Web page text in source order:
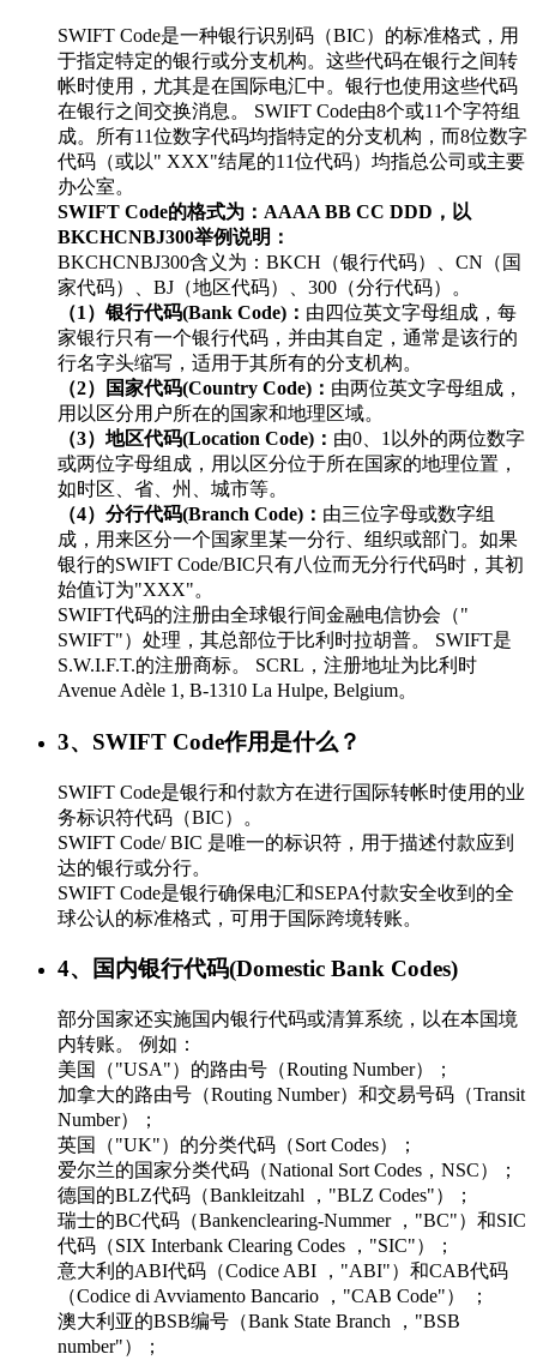
SWIFT Code是一种银行识别码（BIC）的标准格式，用
于指定特定的银行或分支机构。这些代码在银行之间转
帐时使用，尤其是在国际电汇中。银行也使用这些代码
在银行之间交换消息。 SWIFT Code由8个或11个字符组
成。所有11位数字代码均指特定的分支机构，而8位数字
代码（或以" XXX"结尾的11位代码）均指总公司或主要
办公室。
SWIFT Code的格式为：AAAA BB CC DDD，以
BKCHCNBJ300举例说明：
BKCHCNBJ300含义为：BKCH（银行代码）、CN（国
家代码）、BJ（地区代码）、300（分行代码）。
（1）银行代码(Bank Code)： 由四位英文字母组成，每
家银行只有一个银行代码，并由其自定，通常是该行的
行名字头缩写，适用于其所有的分支机构。
（2）国家代码(Country Code)： 由两位英文字母组成，
用以区分用户所在的国家和地理区域。
（3）地区代码(Location Code)： 由0、1以外的两位数字
或两位字母组成，用以区分位于所在国家的地理位置，
如时区、省、州、城市等。
（4）分行代码(Branch Code)： 由三位字母或数字组
成，用来区分一个国家里某一分行、组织或部门。如果
银行的SWIFT Code/BIC只有八位而无分行代码时，其初
始值订为"XXX"。
SWIFT代码的注册由全球银行间金融电信协会（"
SWIFT"）处理，其总部位于比利时拉胡普。 SWIFT是
S.W.I.F.T.的注册商标。 SCRL，注册地址为比利时
Avenue Adèle 1, B-1310 La Hulpe, Belgium。
3、SWIFT Code作用是什么？
SWIFT Code是银行和付款方在进行国际转帐时使用的业
务标识符代码（BIC）。
SWIFT Code/ BIC 是唯一的标识符，用于描述付款应到
达的银行或分行。
SWIFT Code是银行确保电汇和SEPA付款安全收到的全
球公认的标准格式，可用于国际跨境转账。
4、国内银行代码(Domestic Bank Codes)
部分国家还实施国内银行代码或清算系统，以在本国境
内转账。 例如：
美国（"USA"）的路由号（Routing Number）；
加拿大的路由号（Routing Number）和交易号码（Transit
Number）；
英国（"UK"）的分类代码（Sort Codes）；
爱尔兰的国家分类代码（National Sort Codes，NSC）；
德国的BLZ代码（Bankleitzahl ，"BLZ Codes"）；
瑞士的BC代码（Bankenclearing-Nummer ，"BC"）和SIC
代码（SIX Interbank Clearing Codes ，"SIC"）；
意大利的ABI代码（Codice ABI ，"ABI"）和CAB代码
（Codice di Avviamento Bancario ，"CAB Code"） ；
澳大利亚的BSB编号（Bank State Branch ，"BSB
number"）；